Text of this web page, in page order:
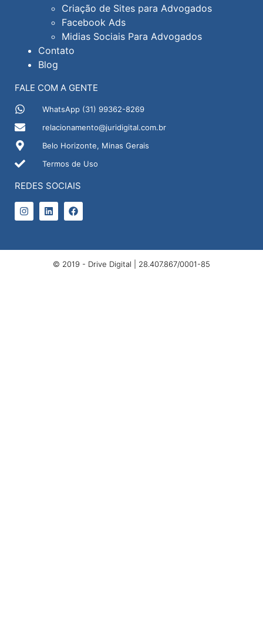
Criação de Sites para Advogados
Facebook Ads
Midias Sociais Para Advogados
Contato
Blog
FALE COM A GENTE
WhatsApp (31) 99362-8269
relacionamento@juridigital.com.br
Belo Horizonte, Minas Gerais
Termos de Uso
REDES SOCIAIS
© 2019 - Drive Digital | 28.407.867/0001-85